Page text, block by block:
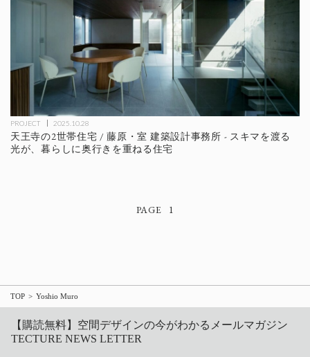
PROJECT 2025.10.28
天王寺の2世帯住宅 / 藤原・室 建築設計事務所 - スキマを渡る
光が、暮らしに奥行きを重ねる住宅
1
TOP Yoshio Muro
【購読無料】空間デザインの今がわかるメールマガジン
TECTURE NEWS LETTER